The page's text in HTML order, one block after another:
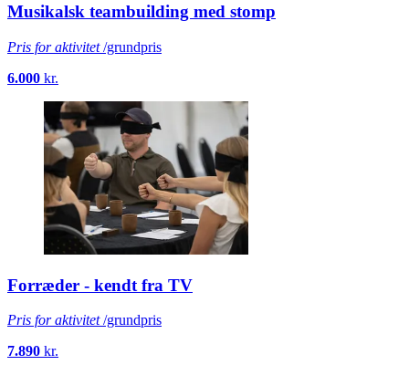
Musikalsk teambuilding med stomp
Pris for aktivitet/grundpris
6.000 kr.
Forræder - kendt fra TV
Pris for aktivitet/grundpris
7.890 kr.